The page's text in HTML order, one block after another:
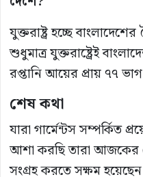
যুক্তরাষ্ট্র হচ্ছে
শুধুমাত্র যুক্তরাষ্ট্রেই
রপ্তানি আয়ের প্রায় ৭৭
শেষ কথা
যারা গার্মেন্টস সম্পর্কিত
আশা করছি তারা আজকের
সংগ্রহ করতে সক্ষম